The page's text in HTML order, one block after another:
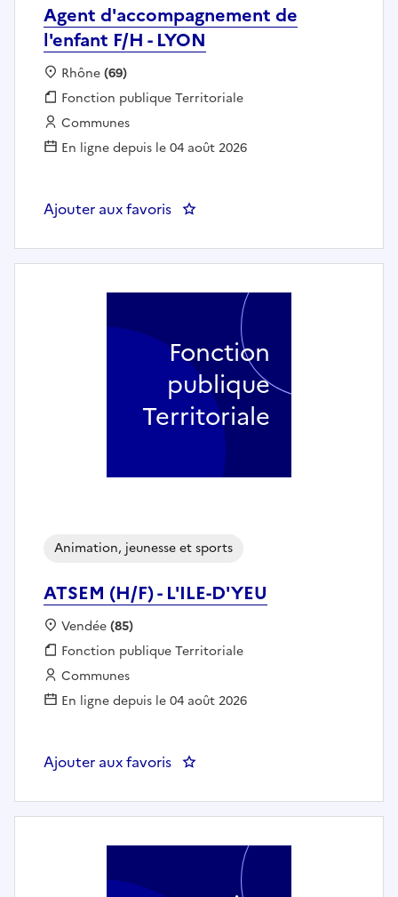
Agent d'accompagnement de
l'enfant F/H - LYON
Localisation :
Rhône(69)
Fonction publique :
Fonction publique Territoriale
Employeur :
Communes
En ligne depuis le 04 août 2026
Ajouter aux favoris : Agent d'accompagnement de
ATSEM (H/F) - L'ILE-D'YEU
Animation, jeunesse et sports
Localisation :
Vendée(85)
Fonction publique :
Fonction publique Territoriale
Employeur :
Communes
En ligne depuis le 04 août 2026
Ajouter aux favoris : ATSEM (H/F) - L'ILE-D'YEU
Fonction
publique
Territoriale